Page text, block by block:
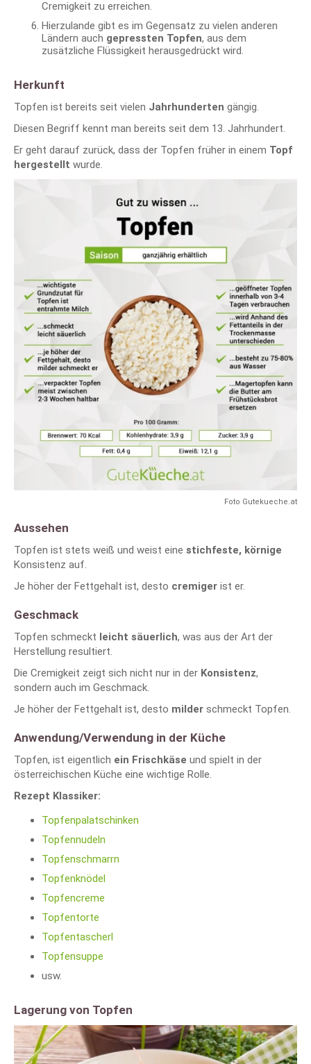
Cremigkeit zu erreichen.
Hierzulande gibt es im Gegensatz zu vielen anderen
Ländern auch gepressten Topfen, aus dem
zusätzliche Flüssigkeit herausgedrückt wird.
Herkunft
Topfen ist bereits seit vielen Jahrhunderten gängig.
Diesen Begriff kennt man bereits seit dem 13. Jahrhundert.
Er geht darauf zurück, dass der Topfen früher in einem Topf
hergestellt wurde.
Foto Gutekueche.at
Aussehen
Topfen ist stets weiß und weist eine stichfeste, körnige
Konsistenz auf.
Je höher der Fettgehalt ist, desto cremiger ist er.
Geschmack
Topfen schmeckt leicht säuerlich, was aus der Art der
Herstellung resultiert.
Die Cremigkeit zeigt sich nicht nur in der Konsistenz,
sondern auch im Geschmack.
Je höher der Fettgehalt ist, desto milder schmeckt Topfen.
Anwendung/Verwendung in der Küche
Topfen, ist eigentlich ein Frischkäse und spielt in der
österreichischen Küche eine wichtige Rolle.
Rezept Klassiker:
Topfenpalatschinken
Topfennudeln
Topfenschmarrn
Topfenknödel
Topfencreme
Topfentorte
Topfentascherl
Topfensuppe
usw.
Lagerung von Topfen